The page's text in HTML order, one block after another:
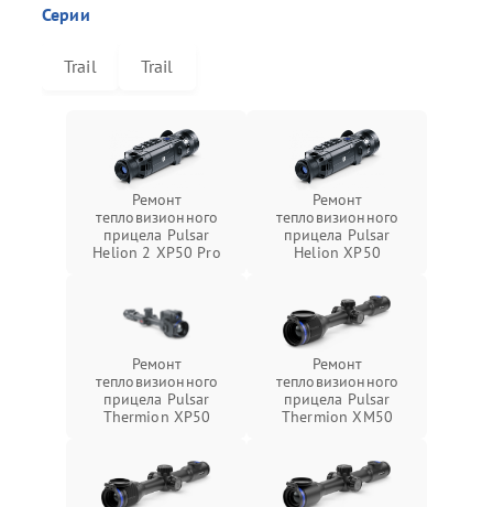
Серии
Trail Trail
Ремонт
тепловизионного
прицела Pulsar
Helion 2 XP50 Pro
Ремонт
тепловизионного
прицела Pulsar
Helion XP50
Ремонт
тепловизионного
прицела Pulsar
Thermion XP50
Ремонт
тепловизионного
прицела Pulsar
Thermion XM50